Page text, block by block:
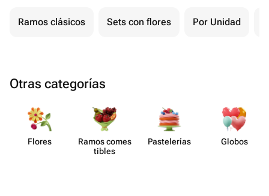
Ramos clásicos Sets con flores Por Unidad
Otras categorías
Flores
Ramos comes​
tibles
Paste​lerías Globos